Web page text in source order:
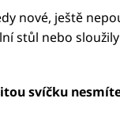
nové, ještě
stůl nebo
svíčku